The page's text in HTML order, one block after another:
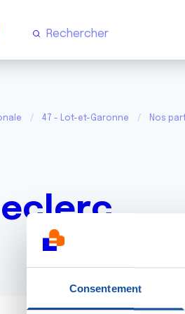
Consentement
47 - Lot-et-Garonne Nos